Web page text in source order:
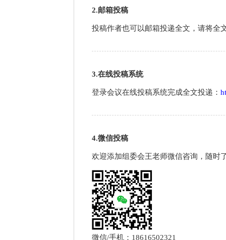
2.邮箱投稿
投稿作者也可以邮箱投递全文，请将全
3.在线投稿系统
登录会议在线投稿系统完成全文投递：
4.微信投稿
欢迎添加组委会王老师微信咨询，随时
微信/手机：18616502321